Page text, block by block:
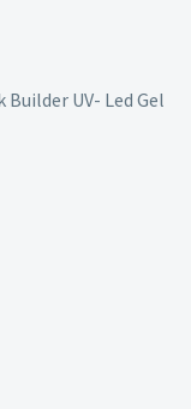
UV- Led Gel